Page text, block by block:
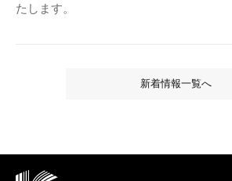
たします。
新着情報一覧へ